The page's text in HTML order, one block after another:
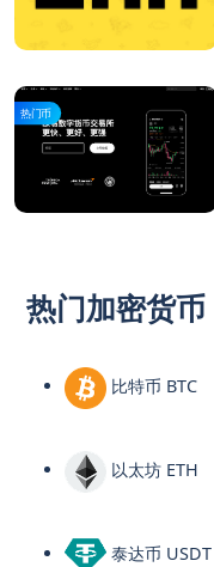
热门币
热门加密货币
比特币 BTC
以太坊 ETH
泰达币 USDT